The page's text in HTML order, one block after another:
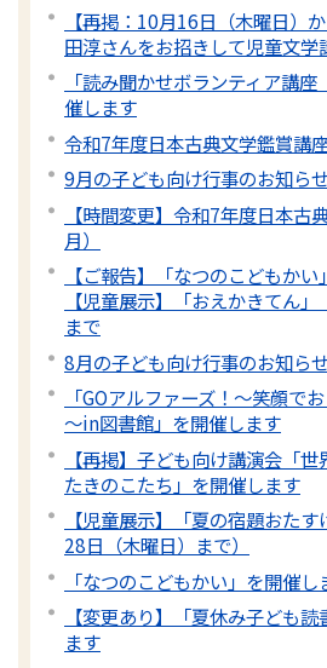
【再掲：10月16日（木曜日）
田淳さんをお招きして児童文
「読み聞かせボランティア講
催します
令和7年度日本古典文学鑑賞講座
9月の子ども向け行事のお知ら
【時間変更】令和7年度日本古
月）
【ご報告】「なつのこどもか
【児童展示】「おえかきてん」
まで
8月の子ども向け行事のお知ら
「GOアルファーズ！～笑顔で
～in図書館」を開催します
【再掲】子ども向け講演会「
たきのこたち」を開催します
【児童展示】「夏の宿題おた
28日（木曜日）まで）
「なつのこどもかい」を開催し
【変更あり】「夏休み子ども
ます